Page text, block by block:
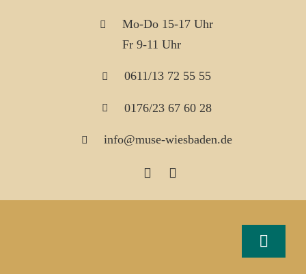
Mo-Do 15-17 Uhr
Fr 9-11 Uhr
0611/13 72 55 55
0176/23 67 60 28
info@muse-wiesbaden.de
Toggle